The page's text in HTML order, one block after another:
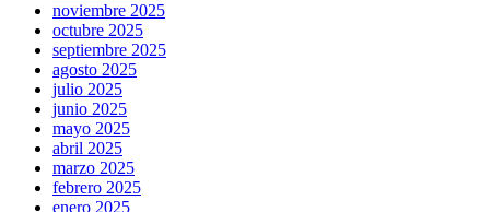
noviembre 2025
octubre 2025
septiembre 2025
agosto 2025
julio 2025
junio 2025
mayo 2025
abril 2025
marzo 2025
febrero 2025
enero 2025